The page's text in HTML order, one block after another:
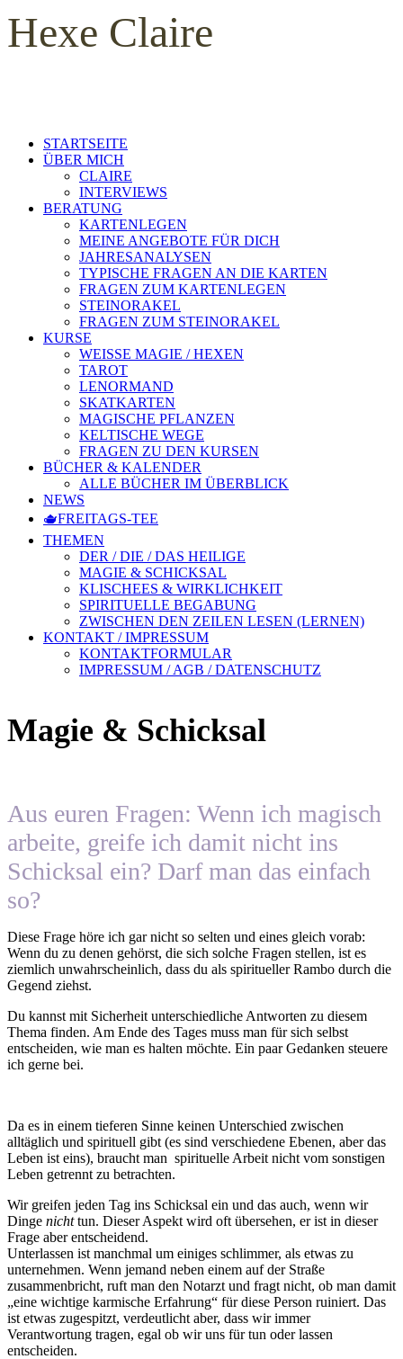
Hexe Claire
STARTSEITE
ÜBER MICH
CLAIRE
INTERVIEWS
BERATUNG
KARTENLEGEN
MEINE ANGEBOTE FÜR DICH
JAHRESANALYSEN
TYPISCHE FRAGEN AN DIE KARTEN
FRAGEN ZUM KARTENLEGEN
STEINORAKEL
FRAGEN ZUM STEINORAKEL
KURSE
WEISSE MAGIE / HEXEN
TAROT
LENORMAND
SKATKARTEN
MAGISCHE PFLANZEN
KELTISCHE WEGE
FRAGEN ZU DEN KURSEN
BÜCHER & KALENDER
ALLE BÜCHER IM ÜBERBLICK
NEWS
🫖FREITAGS-TEE
THEMEN
DER / DIE / DAS HEILIGE
MAGIE & SCHICKSAL
KLISCHEES & WIRKLICHKEIT
SPIRITUELLE BEGABUNG
ZWISCHEN DEN ZEILEN LESEN (LERNEN)
KONTAKT / IMPRESSUM
KONTAKTFORMULAR
IMPRESSUM / AGB / DATENSCHUTZ
Magie & Schicksal
Aus euren Fragen: Wenn ich magisch
arbeite, greife ich damit nicht ins
Schicksal ein? Darf man das einfach
so?
Diese Frage höre ich gar nicht so selten und eines gleich vorab:
Wenn du zu denen gehörst, die sich solche Fragen stellen, ist es
ziemlich unwahrscheinlich, dass du als spiritueller Rambo durch die
Gegend ziehst.
Du kannst mit Sicherheit unterschiedliche Antworten zu diesem
Thema finden. Am Ende des Tages muss man für sich selbst
entscheiden, wie man es halten möchte. Ein paar Gedanken steuere
ich gerne bei.
Da es in einem tieferen Sinne keinen Unterschied zwischen
alltäglich und spirituell gibt (es sind verschiedene Ebenen, aber das
Leben ist eins), braucht man spirituelle Arbeit nicht vom sonstigen
Leben getrennt zu betrachten.
Wir greifen jeden Tag ins Schicksal ein und das auch, wenn wir
Dinge nichttun. Dieser Aspekt wird oft übersehen, er ist in dieser
Frage aber entscheidend.
Unterlassen ist manchmal um einiges schlimmer, als etwas zu
unternehmen. Wenn jemand neben einem auf der Straße
zusammenbricht, ruft man den Notarzt und fragt nicht, ob man damit
„eine wichtige karmische Erfahrung“ für diese Person ruiniert. Das
ist etwas zugespitzt, verdeutlicht aber, dass wir immer
Verantwortung tragen, egal ob wir uns für tun oder lassen
entscheiden.